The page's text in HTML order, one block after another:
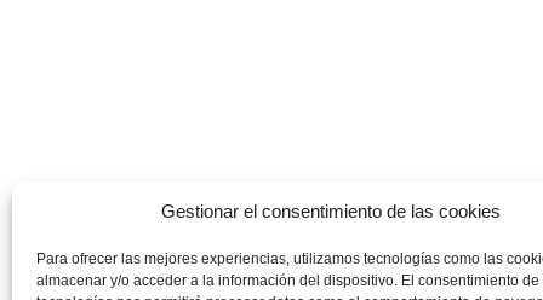
Gestionar el consentimiento de las cookies
Para ofrecer las mejores experiencias, utilizamos tecnologías como las
almacenar y/o acceder a la información del dispositivo. El consentimiento de